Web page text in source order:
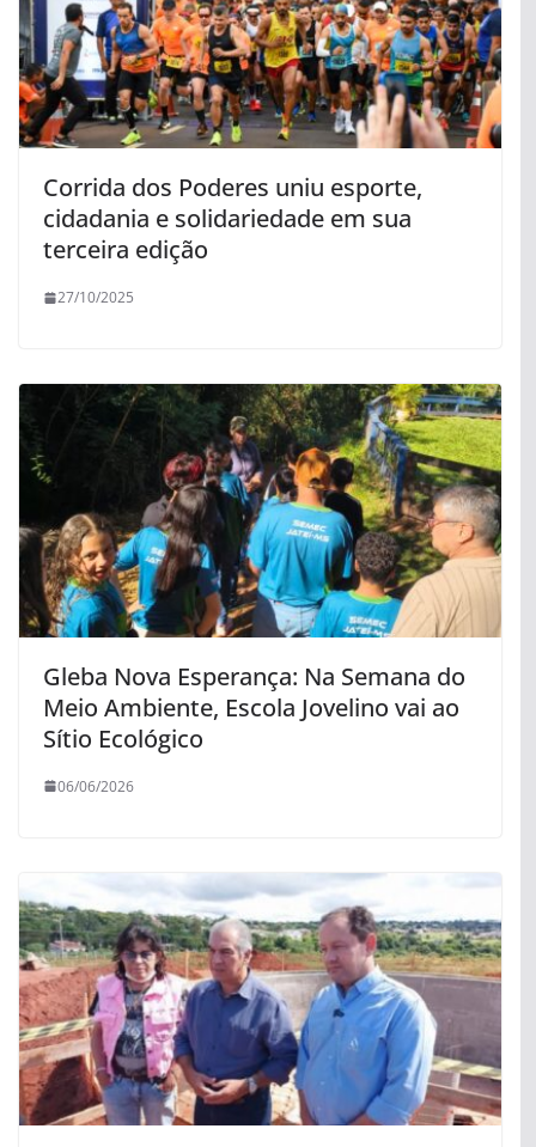
Corrida dos Poderes uniu esporte,
cidadania e solidariedade em sua
terceira edição
27/10/2025
Gleba Nova Esperança: Na Semana do
Meio Ambiente, Escola Jovelino vai ao
Sítio Ecológico
06/06/2026